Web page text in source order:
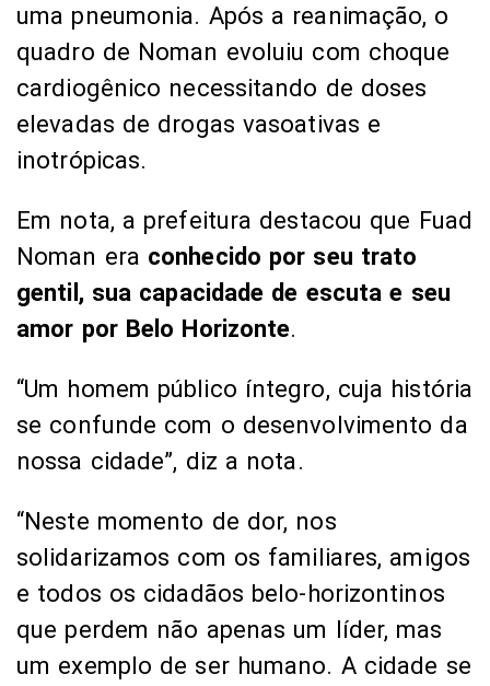
uma pneumonia. Após a reanimação, o
quadro de Noman evoluiu com choque
cardiogênico necessitando de doses
elevadas de drogas vasoativas e
inotrópicas.
Em nota, a prefeitura destacou que Fuad
Noman era conhecido por seu trato
gentil, sua capacidade de escuta e seu
amor por Belo Horizonte.
“Um homem público íntegro, cuja história
se confunde com o desenvolvimento da
nossa cidade”, diz a nota.
“Neste momento de dor, nos
solidarizamos com os familiares, amigos
e todos os cidadãos belo-horizontinos
que perdem não apenas um líder, mas
um exemplo de ser humano. A cidade se